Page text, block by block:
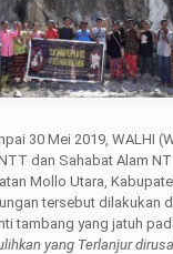
30 Mei 2019, WALHI
dan Sahabat Alam
Mollo Utara,
tersebut dilakukan
tambang yang jatuh
yang Terlanjur